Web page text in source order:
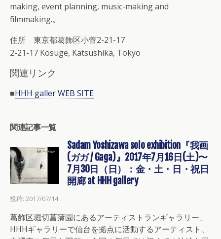
making, event planning, music-making and
filmmaking.。
住所 東京都葛飾区小菅2-21-17
2-21-17 Kosuge, Katsushika, Tokyo
関連リンク
■HHH galler WEB SITE
関連記事一覧
Sadam Yoshizawa solo exhibition『我画
(ガガ / Gaga)』2017年7月16日(土)〜
7月30日（日）：金・土・日・祝日
開廊 at HHH gallery
投稿: 2017/07/14
葛飾区堀切菖蒲園にあるアーティストランギャラリー、
HHHギャラリーで仙台を拠点に活動するアーティスト、